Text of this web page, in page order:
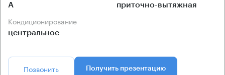
А приточно-вытяжная
Кондиционирование
центральное
Позвонить Получить презентацию